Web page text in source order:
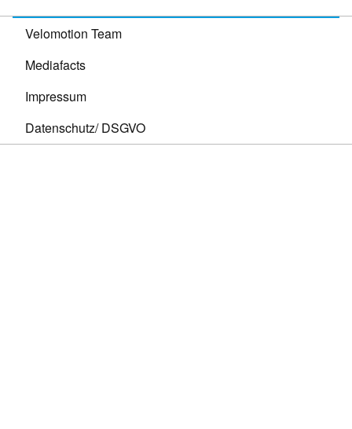
Velomotion Team
Mediafacts
Impressum
Datenschutz/ DSGVO